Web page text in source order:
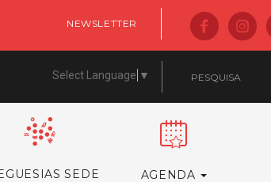
NEWSLETTER
Select Language ▼
SEDE
AGENDA